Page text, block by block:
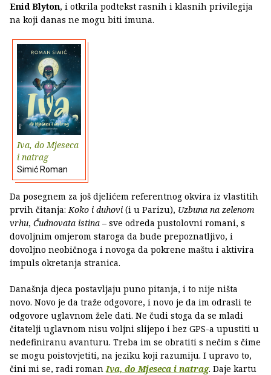
Enid Blyton, i otkrila podtekst rasnih i klasnih privilegija
na koji danas ne mogu biti imuna.
Iva, do Mjeseca
i natrag
Simić Roman
Da posegnem za još djelićem referentnog okvira iz vlastitih
prvih čitanja:Koko i duhovi (i u Parizu), Uzbuna na zelenom
vrhu, Čudnovata istina – sve odreda pustolovni romani, s
dovoljnim omjerom staroga da bude prepoznatljivo, i
dovoljno neobičnoga i novoga da pokrene maštu i aktivira
impuls okretanja stranica.
Današnja djeca postavljaju puno pitanja, i to nije ništa
novo. Novo je da traže odgovore, i novo je da im odrasli te
odgovore uglavnom žele dati. Ne čudi stoga da se mladi
čitatelji uglavnom nisu voljni slijepo i bez GPS-a upustiti u
nedefiniranu avanturu. Treba im se obratiti s nečim s čime
se mogu poistovjetiti, na jeziku koji razumiju. I upravo to,
čini mi se, radi roman Iva, do Mjeseca i natrag. Daje kartu